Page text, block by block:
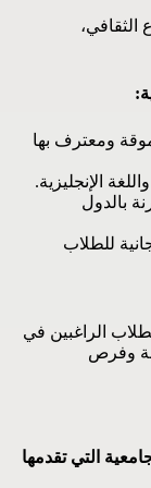
الثقافي،
ومعترف بها
الإنجليزية.
بالدول
للطلاب
الراغبين في
وفرص
التي تقدمها